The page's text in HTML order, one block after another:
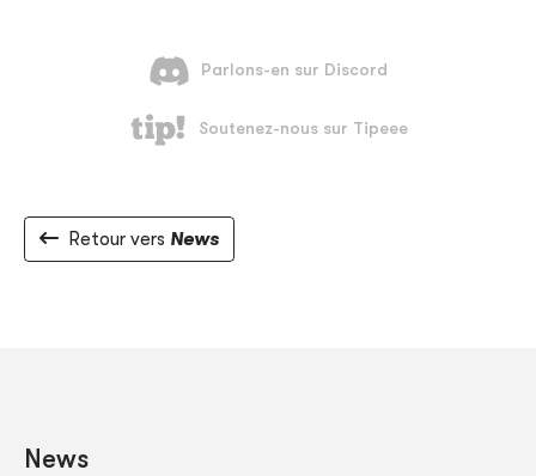
Retour vers News
News